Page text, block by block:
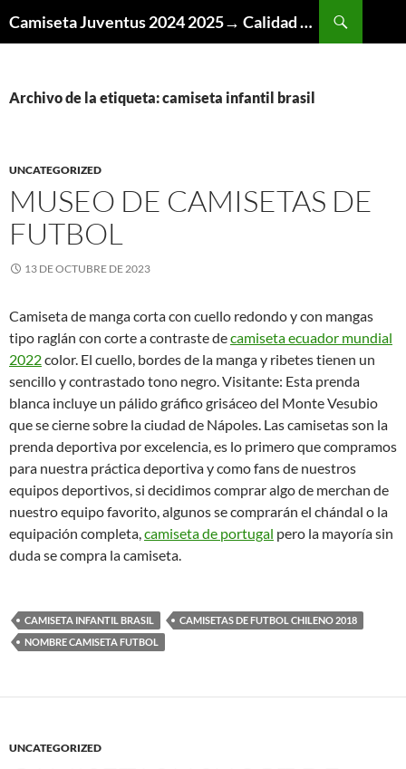
Camiseta Juventus 2024 2025→ Calidad Thai AAA
Archivo de la etiqueta: camiseta infantil brasil
UNCATEGORIZED
MUSEO DE CAMISETAS DE
FUTBOL
13 DE OCTUBRE DE 2023
Camiseta de manga corta con cuello redondo y con mangas
tipo raglán con corte a contraste decamiseta ecuador mundial
2022color. El cuello, bordes de la manga y ribetes tienen un
sencillo y contrastado tono negro. Visitante: Esta prenda
blanca incluye un pálido gráfico grisáceo del Monte Vesubio
que se cierne sobre la ciudad de Nápoles. Las camisetas son la
prenda deportiva por excelencia, es lo primero que compramos
para nuestra práctica deportiva y como fans de nuestros
equipos deportivos, si decidimos comprar algo de merchan de
nuestro equipo favorito, algunos se comprarán el chándal o la
equipación completa,camiseta de portugal pero la mayoría sin
duda se compra la camiseta.
CAMISETA INFANTIL BRASIL
CAMISETAS DE FUTBOL CHILENO 2018
NOMBRE CAMISETA FUTBOL
UNCATEGORIZED